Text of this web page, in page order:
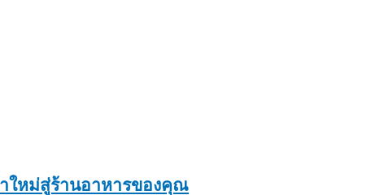
ใหม่สู่ร้านอาหารของคุณ